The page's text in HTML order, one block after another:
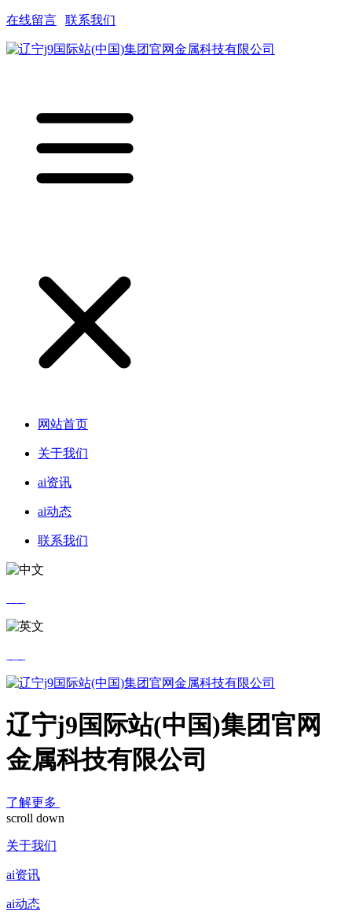
在线留言 联系我们
网站首页
关于我们
ai资讯
ai动态
联系我们
辽宁j9国际站(中国)集团官网
金属科技有限公司
了解更多
scroll down
关于我们
ai资讯
ai动态